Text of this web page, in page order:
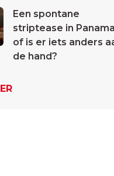
Een spontane
striptease in Panama
of is er iets anders
de hand?